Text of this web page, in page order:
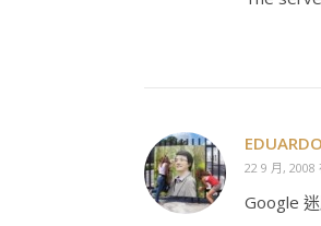
EDUARDO
22 9 月, 2008
Google